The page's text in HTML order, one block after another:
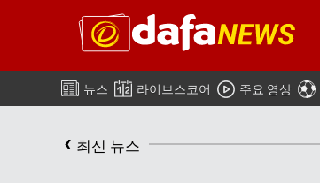
뉴스 라이브스코어 주요 영상
‹ 최신 뉴스